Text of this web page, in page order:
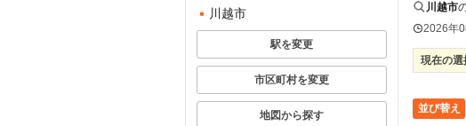
川越市
駅を変更
市区町村を変更
地図から探す
川越市
2026年
現在の選
並び替え